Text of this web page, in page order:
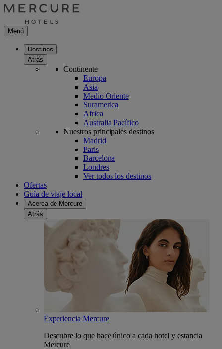
Menú
Destinos
Atrás
Continente
Europa
Asia
Medio Oriente
Suramerica
Africa
Australia Pacífico
Nuestros principales destinos
Madrid
Paris
Barcelona
Londres
Ver todos los destinos
Ofertas
Guía de viaje local
Acerca de Mercure
Atrás
Experiencia Mercure
Descubre lo que hace único a cada hotel y estancia
Mercure